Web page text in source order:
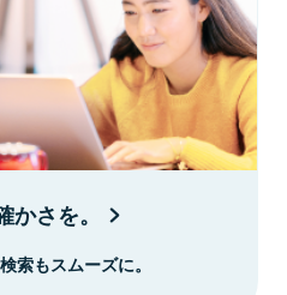
さを。
索もスムーズに。